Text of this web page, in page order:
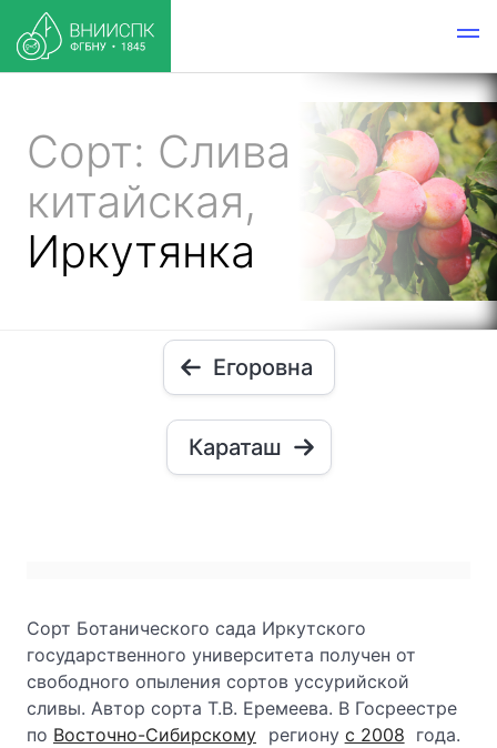
Сорт: Слива
китайская,
Иркутянка
Егоровна
Караташ
Сорт Ботанического сада Иркутского
государственного университета получен от
свободного опыления сортов уссурийской
сливы. Автор сорта Т.В. Еремеева. В Госреестре
по Восточно-Сибирскому региону с 2008 года.